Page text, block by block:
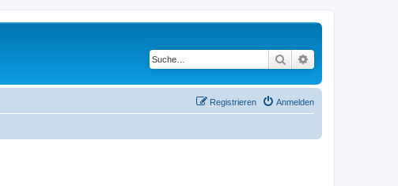
Suche
Anmelden
Registrieren